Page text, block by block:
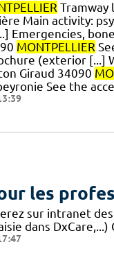
Tramway
Main activity:
Emergencies,
MONTPELLIER
(exterior [...]
Giraud 34090
See the
les
sur intranet
dans